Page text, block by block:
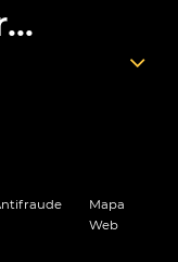
Mapa
Web